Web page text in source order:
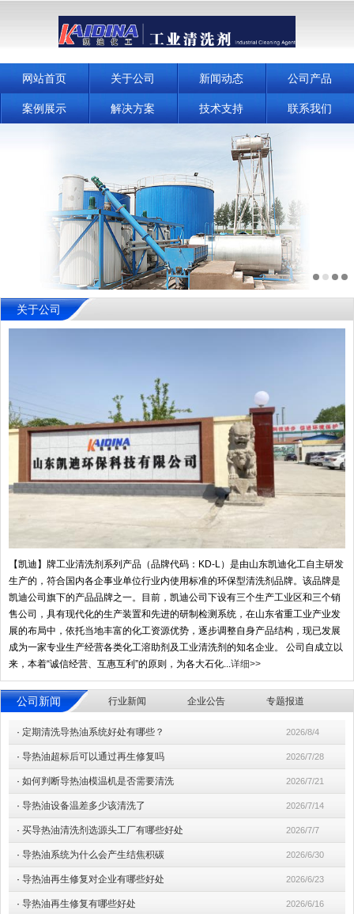
网站首页 关于公司 新闻动态 公司产品
案例展示 解决方案 技术支持 联系我们
关于公司
【凯迪】牌工业清洗剂系列产品（品牌代码：KD-L）是由山东凯迪化工自主研发
生产的，符合国内各企事业单位行业内使用标准的环保型清洗剂品牌。该品牌是
凯迪公司旗下的产品品牌之一。目前，凯迪公司下设有三个生产工业区和三个销
售公司，具有现代化的生产装置和先进的研制检测系统，在山东省重工业产业发
展的布局中，依托当地丰富的化工资源优势，逐步调整自身产品结构，现已发展
成为一家专业生产经营各类化工溶助剂及工业清洗剂的知名企业。 公司自成立以
来，本着“诚信经营、互惠互利”的原则，为各大石化... 详细>>
公司新闻 行业新闻 企业公告 专题报道
· 定期清洗导热油系统好处有哪些？ 2026/8/4
· 导热油超标后可以通过再生修复吗 2026/7/28
· 如何判断导热油模温机是否需要清洗 2026/7/21
· 导热油设备温差多少该清洗了 2026/7/14
· 买导热油清洗剂选源头工厂有哪些好处 2026/7/7
· 导热油系统为什么会产生结焦积碳 2026/6/30
· 导热油再生修复对企业有哪些好处 2026/6/23
· 导热油再生修复有哪些好处 2026/6/16